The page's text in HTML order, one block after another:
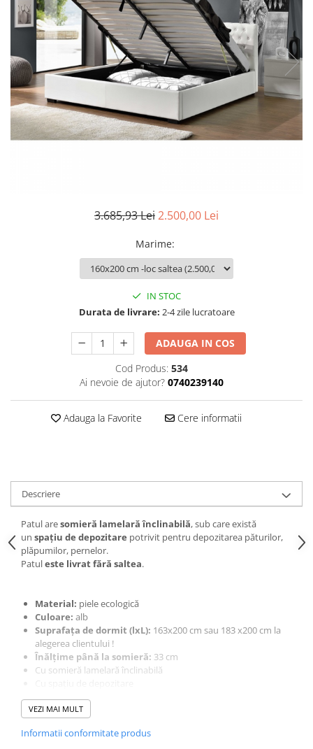
Set mobilier Living
Seturi masa +scaune dining
Tabureti
Seturi dormitoare complete
Suporturi saltea/Somiere/Gratii
pentru pat
3.685,93 Lei2.500,00 Lei
Marime:
IN STOC
Durata de livrare: 2-4 zile lucratoare
ADAUGA IN COS
Cod Produs: 534
Ai nevoie de ajutor? 0740239140
Adauga la Favorite Cere informatii
Descriere
Patul aresomieră lamelară înclinabilă, sub care există
un spaţiu de depozitare potrivit pentru depozitarea păturilor,
plăpumilor, pernelor.
Patuleste livrat fără saltea.
Material: piele ecologică
Culoare: alb
Suprafaţa de dormit (lxL): 163x200 cm sau 183 x200 cm la
alegerea clientului !
Înălţime până la somieră: 33 cm
Cu somieră lamelară înclinabilă
Tăblia matlasată
Livrat fără saltea
necesar pentru asamblare !
VEZI MAI MULT
Informatii conformitate produs